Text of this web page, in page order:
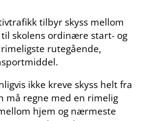
tilbyr skyss mellom
til skolens ordinære start- og
rutegående,
ikke kreve skyss helt fra
må regne med en rimelig
hjem og nærmeste